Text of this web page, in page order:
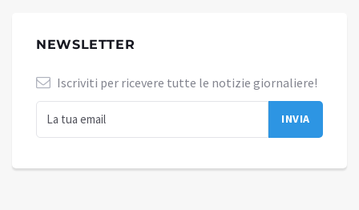
NEWSLETTER
Iscriviti per ricevere tutte le notizie giornaliere!